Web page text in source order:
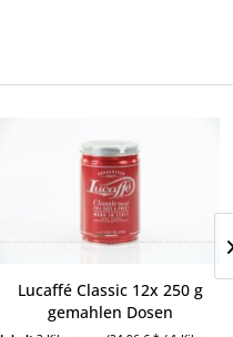
Lucaffé Classic 12x 250 g
gemahlen Dosen